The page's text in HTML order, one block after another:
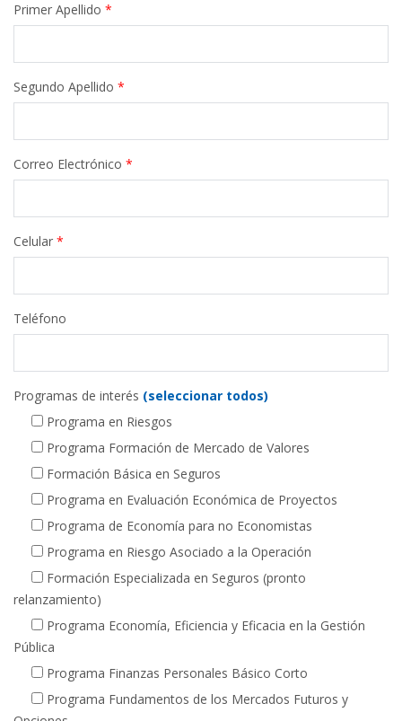
Primer Apellido *
Segundo Apellido *
Correo Electrónico *
Celular *
Teléfono
Programas de interés (seleccionar todos)
Programa en Riesgos
Programa Formación de Mercado de Valores
Formación Básica en Seguros
Programa en Evaluación Económica de Proyectos
Programa de Economía para no Economistas
Programa en Riesgo Asociado a la Operación
Formación Especializada en Seguros (pronto
relanzamiento)
Programa Economía, Eficiencia y Eficacia en la Gestión
Pública
Programa Finanzas Personales Básico Corto
Programa Fundamentos de los Mercados Futuros y